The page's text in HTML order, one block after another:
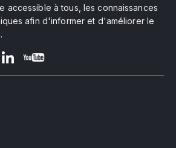
accessible à tous, les connaissances
afin d'informer et d'améliorer le